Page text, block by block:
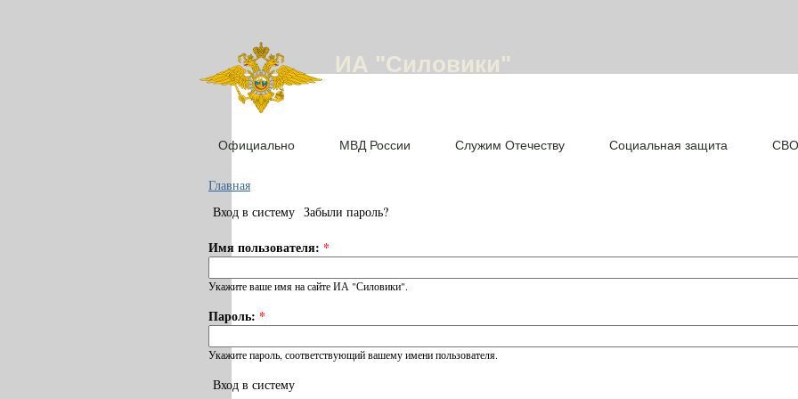
ИА "Силовики"
Официально МВД России Служим Отечеству Социальная защита СВО
Главная
Вход в систему Забыли пароль?
Имя пользователя: *
Укажите ваше имя на сайте ИА "Силовики".
Пароль: *
Укажите пароль, соответствующий вашему имени пользователя.
Вход в систему